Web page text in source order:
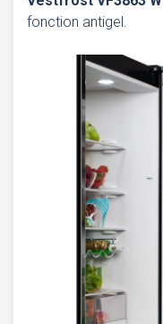
fonction antigel.